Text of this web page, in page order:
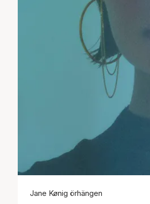
Jane Kønig örhängen